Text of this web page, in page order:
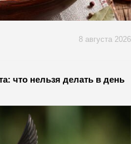
8 августа 2026
что нельзя делать в день